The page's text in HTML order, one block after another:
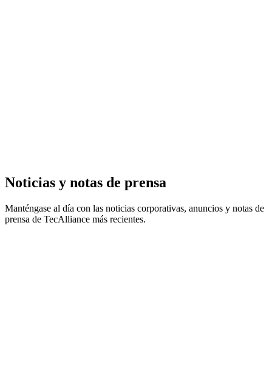
Noticias y notas de prensa
Manténgase al día con las noticias corporativas, anuncios y notas de
prensa de TecAlliance más recientes.